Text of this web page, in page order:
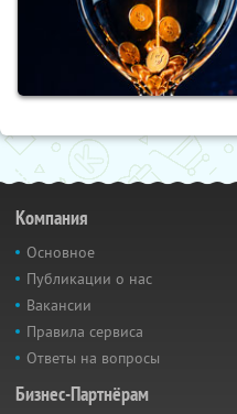
Компания
Основное
Публикации о нас
Вакансии
Правила сервиса
Ответы на вопросы
Бизнес-Партнёрам